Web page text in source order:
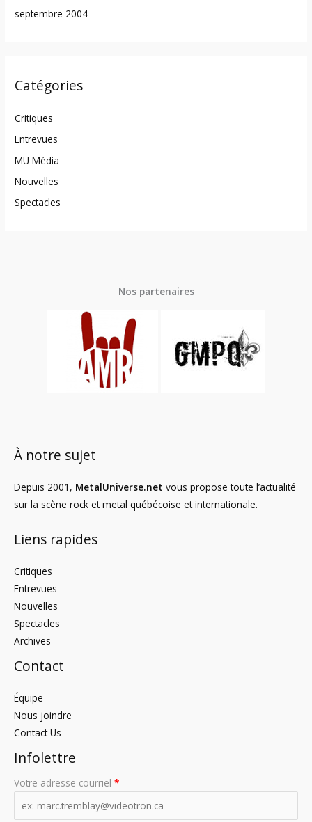
septembre 2004
Catégories
Critiques
Entrevues
MU Média
Nouvelles
Spectacles
Nos partenaires
À notre sujet
Depuis 2001, MetalUniverse.net vous propose toute l’actualité
sur la scène rock et metal québécoise et internationale.
Liens rapides
Critiques
Entrevues
Nouvelles
Spectacles
Archives
Contact
Équipe
Nous joindre
Contact Us
Infolettre
Votre adresse courriel *